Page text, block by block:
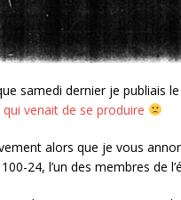
samedi dernier je publiais
qui venait de se produire
alors que je vous
24, l’un des membres de